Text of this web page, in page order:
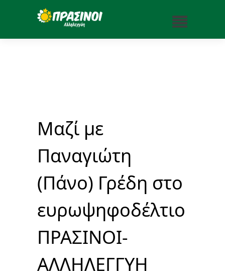
Μαζί με
Παναγιώτη
(Πάνο) Γρέδη στο
ευρωψηφοδέλτιο
ΠΡΑΣΙΝΟΙ-
ΑΛΛΗΛΕΓΓΥΗ